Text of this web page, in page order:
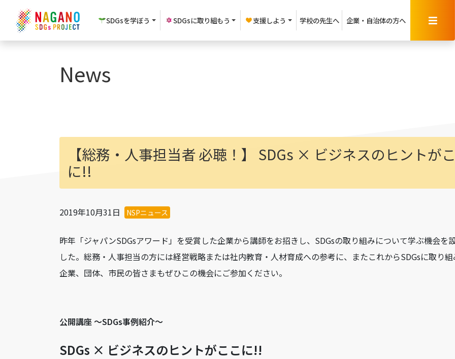
SDGsを学ぼう SDGsに取り組もう 支援しよう 学校の先生へ 企業・ 自治体の方へ
News
【総務・人事担当者 必聴！】 SDGs × ビジネスのヒントが
に!!
2019年10月31日 NSPニュース
昨年「ジャパンSDGsアワード」を受賞した企業から講師をお招きし、 SDGsの取り組みについて学ぶ機会を
した。総務・人事担当の方には経営戦略または社内教育・人材育成への参考に、またこれからSDGsに取り
企業、団体、市民の皆さまもぜひこの機会にご参加ください。
公開講座 ～SDGs事例紹介～
SDGs × ビジネスのヒントがここに!!